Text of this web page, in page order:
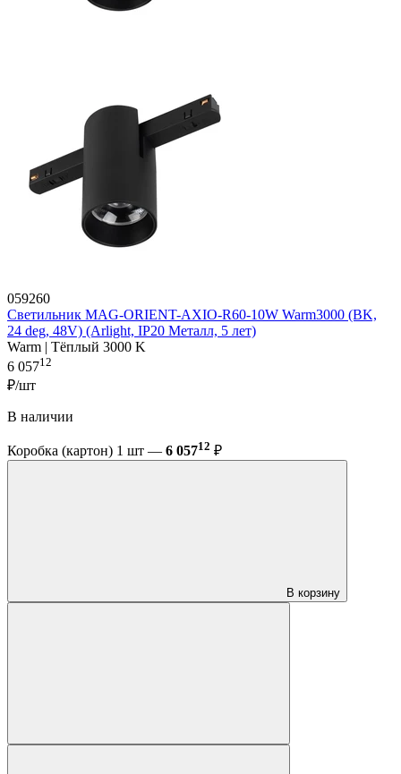
059260
Светильник MAG-ORIENT-AXIO-R60-10W Warm3000 (BK,
24 deg, 48V) (Arlight, IP20 Металл, 5 лет)
Warm | Тёплый 3000 K
6 05712
₽/шт
В наличии
Коробка (картон) 1 шт — 6 05712 ₽
В корзину